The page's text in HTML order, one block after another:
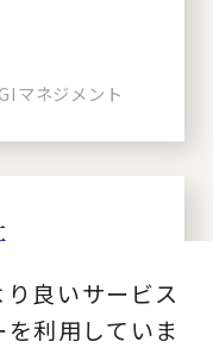
マネジメント
良いサービス
利用していま